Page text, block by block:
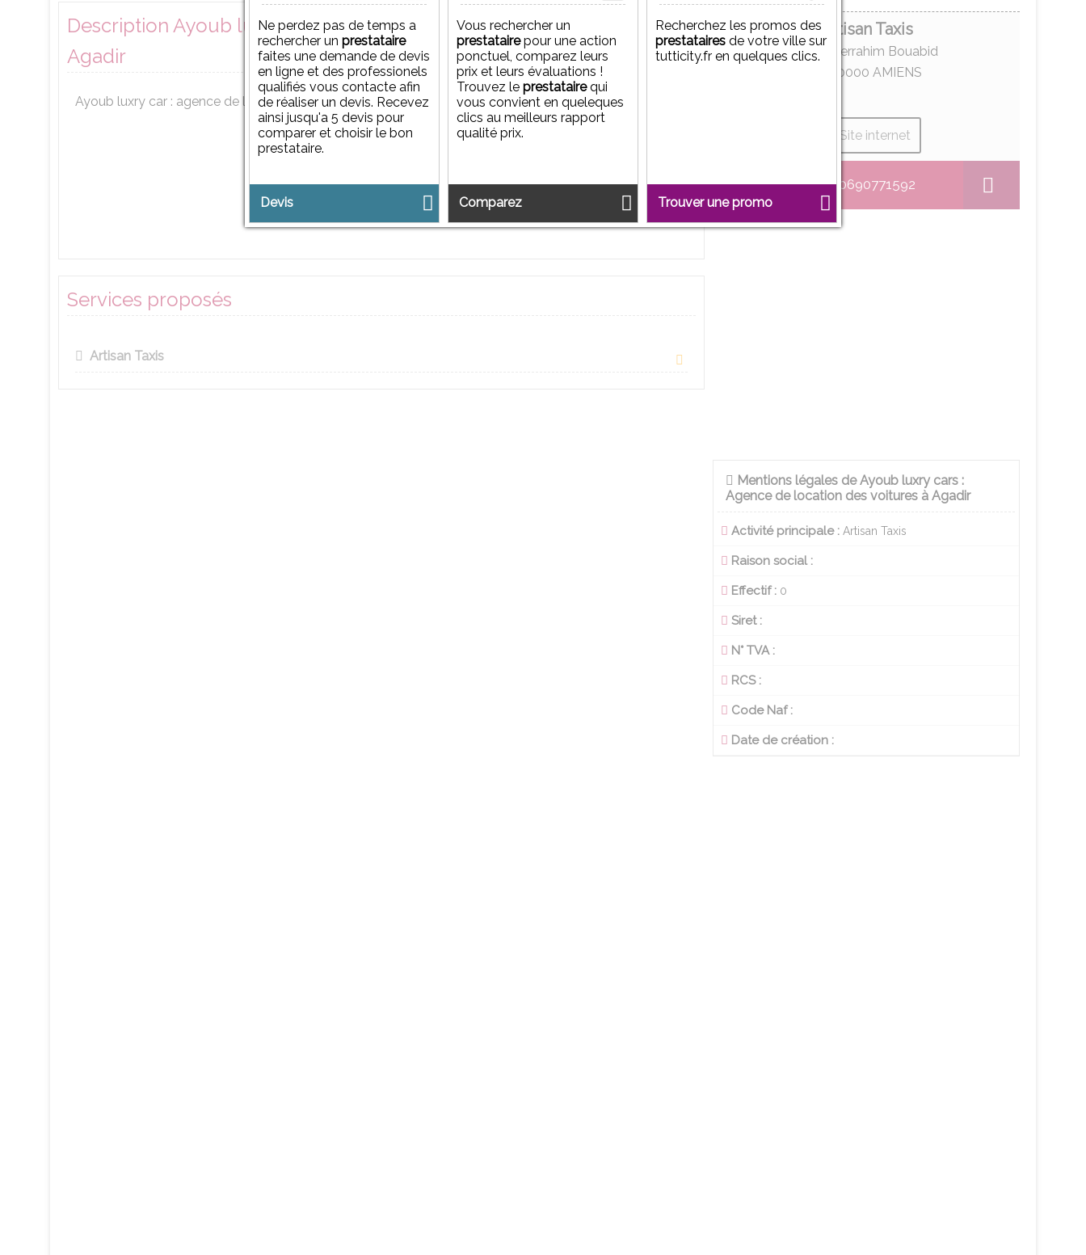
Artisan Taxis
Bd Abderrahim Bouabid
80000 AMIENS
Site internet
0690771592
Mentions légales de Ayoub luxry cars :
Agence de location des voitures à Agadir
Activité principale : Artisan Taxis
Raison social :
Effectif : 0
Siret :
N° TVA :
RCS :
Code Naf :
Date de création :
Description Ayoub luxry cars : Agence de location des voitures à
Agadir
Ayoub luxry car : agence de location des voitures à Agadir - maroc
Services proposés
Artisan Taxis
Ne perdez pas de temps a
rechercher un prestataire
faites une demande de devis
en ligne et des professionels
qualifiés vous contacte afin
de réaliser un devis. Recevez
ainsi jusqu'a 5 devis pour
comparer et choisir le bon
prestataire.
Devis
Vous rechercher un
prestatairepour une action
ponctuel, comparez leurs
prix et leurs évaluations !
Trouvez le prestatairequi
vous convient en queleques
clics au meilleurs rapport
qualité prix.
Comparez
Recherchez les promos des
prestataires de votre ville sur
tutticity.fr en quelques clics.
Trouver une promo